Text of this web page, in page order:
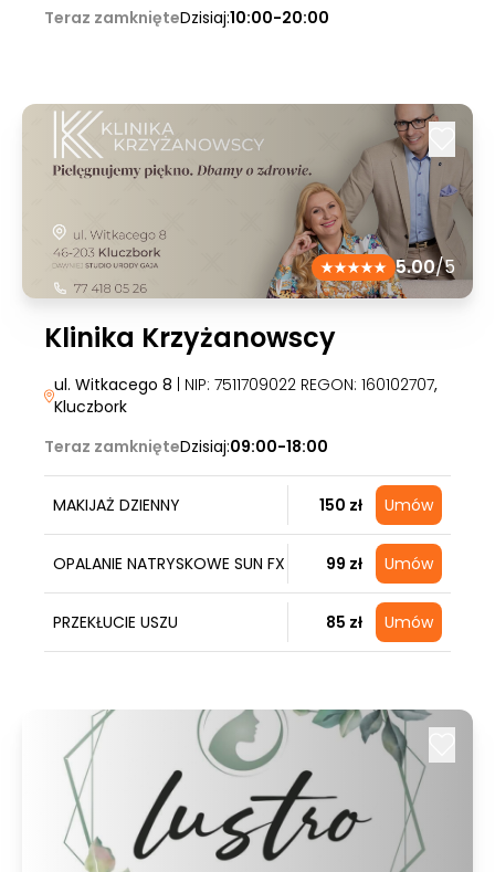
Teraz zamknięteDzisiaj:10:00-20:00
5.00/5
Klinika Krzyżanowscy
ul. Witkacego 8 | NIP: 7511709022 REGON: 160102707,
Kluczbork
Teraz zamknięteDzisiaj:09:00-18:00
MAKIJAŻ DZIENNY 150 zł Umów
OPALANIE NATRYSKOWE SUN FX 99 zł Umów
PRZEKŁUCIE USZU 85 zł Umów